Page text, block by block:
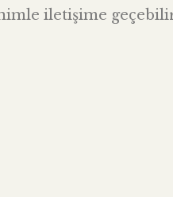
iletişime